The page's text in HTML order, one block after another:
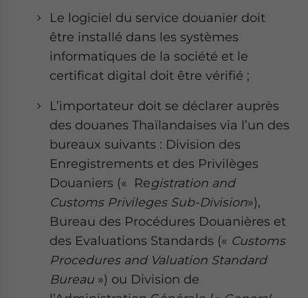
Le logiciel du service douanier doit
être installé dans les systèmes
informatiques de la société et le
certificat digital doit être vérifié ;
L’importateur doit se déclarer auprès
des douanes Thaïlandaises via l’un des
bureaux suivants : Division des
Enregistrements et des Privilèges
Douaniers (« Registration and
Customs Privileges Sub-Division»),
Bureau des Procédures Douanières et
des Evaluations Standards (« Customs
Procedures and Valuation Standard
Bureau ») ou Division de